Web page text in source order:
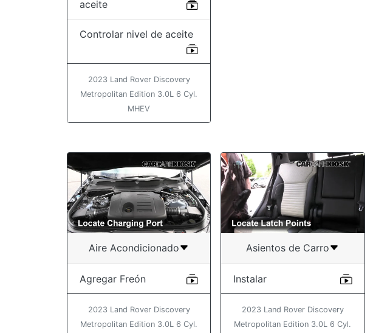
aceite
Controlar nivel de aceite
2023 Land Rover Discovery
Metropolitan Edition 3.0L 6 Cyl.
MHEV
Aire Acondicionado
Agregar Freón
2023 Land Rover Discovery
Metropolitan Edition 3.0L 6 Cyl.
Asientos de Carro
Instalar
2023 Land Rover Discovery
Metropolitan Edition 3.0L 6 Cyl.